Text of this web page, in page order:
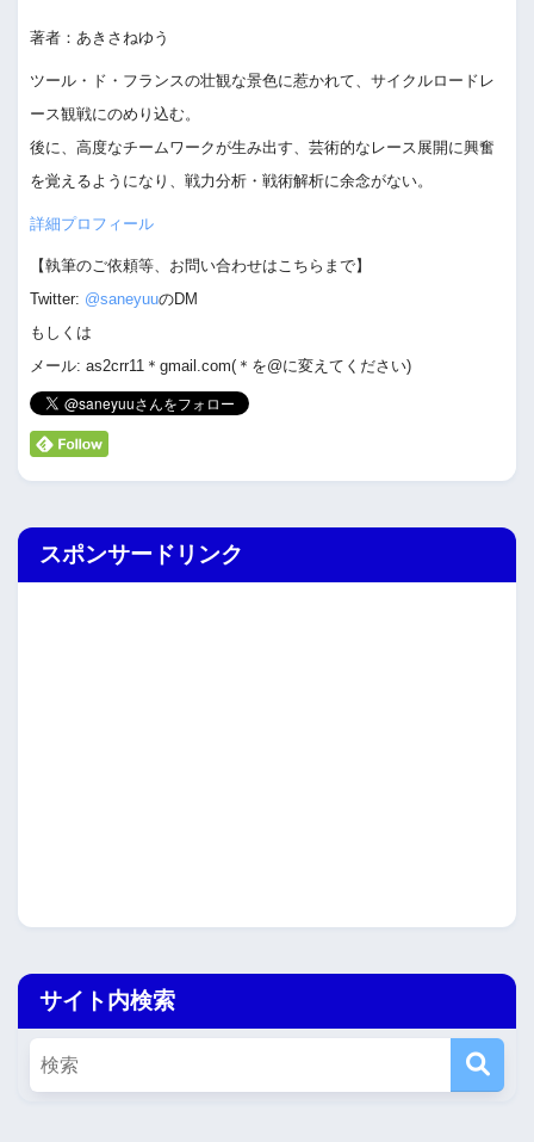
著者：あきさねゆう
ツール・ド・フランスの壮観な景色に惹かれて、サイクルロードレ
ース観戦にのめり込む。
後に、高度なチームワークが生み出す、芸術的なレース展開に興奮
を覚えるようになり、戦力分析・戦術解析に余念がない。
詳細プロフィール
【執筆のご依頼等、お問い合わせはこちらまで】
Twitter: @saneyuuのDM
もしくは
メール: as2crr11＊gmail.com(＊を@に変えてください)
スポンサードリンク
サイト内検索